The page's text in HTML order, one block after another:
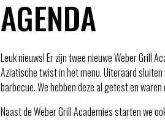
AGENDA
Leuk nieuws! Er zijn twee nieuwe Weber Grill
Aziatische twist in het menu. Uiteraard
barbecue. We hebben deze al getest en
Naast de Weber Grill Academies starten we